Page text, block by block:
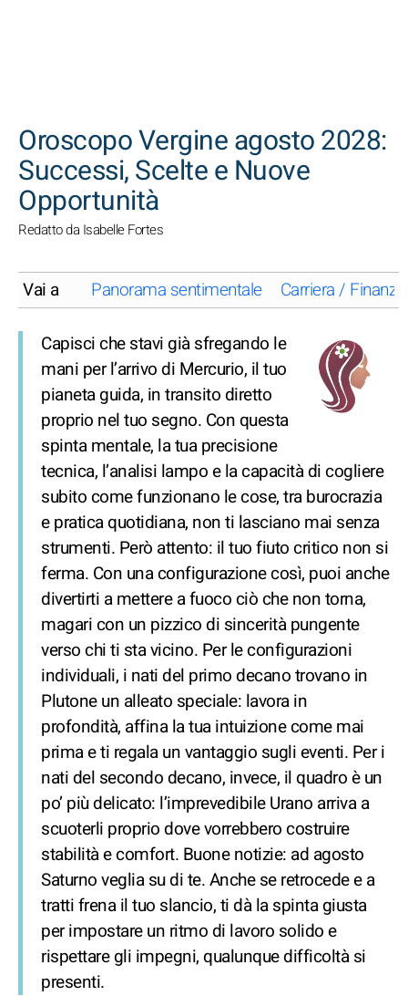
Oroscopo Vergine agosto 2028:
Successi, Scelte e Nuove
Opportunità
Redatto da Isabelle Fortes
Vai a Panorama sentimentale Carriera / Finanze
Capisci che stavi già sfregando le
mani per l’arrivo di Mercurio, il tuo
pianeta guida, in transito diretto
proprio nel tuo segno. Con questa
spinta mentale, la tua precisione
tecnica, l’analisi lampo e la capacità di cogliere
subito come funzionano le cose, tra burocrazia
e pratica quotidiana, non ti lasciano mai senza
strumenti. Però attento: il tuo fiuto critico non si
ferma. Con una configurazione così, puoi anche
divertirti a mettere a fuoco ciò che non torna,
magari con un pizzico di sincerità pungente
verso chi ti sta vicino. Per le configurazioni
individuali, i nati del primo decano trovano in
Plutone un alleato speciale: lavora in
profondità, affina la tua intuizione come mai
prima e ti regala un vantaggio sugli eventi. Per i
nati del secondo decano, invece, il quadro è un
po’ più delicato: l’imprevedibile Urano arriva a
scuoterli proprio dove vorrebbero costruire
stabilità e comfort. Buone notizie: ad agosto
Saturno veglia su di te. Anche se retrocede e a
tratti frena il tuo slancio, ti dà la spinta giusta
per impostare un ritmo di lavoro solido e
rispettare gli impegni, qualunque difficoltà si
presenti.